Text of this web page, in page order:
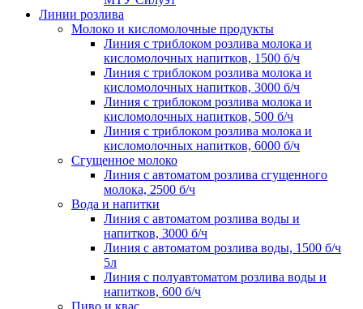
Линии розлива
Молоко и кисломолочные продукты
Линия с триблоком розлива молока и
кисломолочных напитков, 1500 б/ч
Линия с триблоком розлива молока и
кисломолочных напитков, 3000 б/ч
Линия с триблоком розлива молока и
кисломолочных напитков, 500 б/ч
Линия с триблоком розлива молока и
кисломолочных напитков, 6000 б/ч
Сгущенное молоко
Линия с автоматом розлива сгущенного
молока, 2500 б/ч
Вода и напитки
Линия с автоматом розлива воды и
напитков, 3000 б/ч
Линия с автоматом розлива воды, 1500 б/ч
5л
Линия с полуавтоматом розлива воды и
напитков, 600 б/ч
Пиво и квас